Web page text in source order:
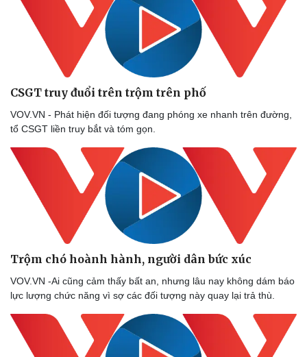
CSGT truy đuổi trên trộm trên phố
VOV.VN - Phát hiện đối tượng đang phóng xe nhanh trên đường,
tổ CSGT liền truy bắt và tóm gọn.
Trộm chó hoành hành, người dân bức xúc
VOV.VN -Ai cũng cảm thấy bất an, nhưng lâu nay không dám báo
lực lượng chức năng vì sợ các đối tượng này quay lại trả thù.